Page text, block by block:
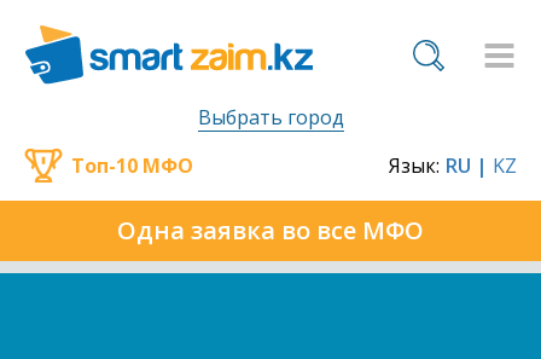
Выбрать город
Одна заявка во все МФО
Топ-10 МФО Язык: RU | KZ